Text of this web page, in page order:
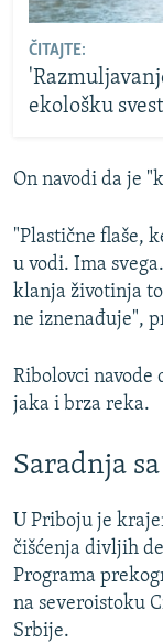
ČITAJTE:
ekološku svest
On navodi da je
"Plastične flaše,
u vodi. Ima
klanja životinja
ne iznenađuje",
Ribolovci navode
jaka i brza reka.
Saradnja
U Priboju je
čišćenja divljih
Programa
na severoistoku
Srbije.